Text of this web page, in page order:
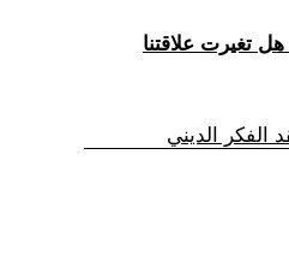
تغيرت علاقتنا
الفكر الديني